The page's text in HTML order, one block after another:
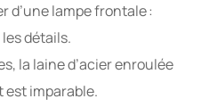
d’une lampe frontale :
détails.
la laine d’acier enroulée
est imparable.